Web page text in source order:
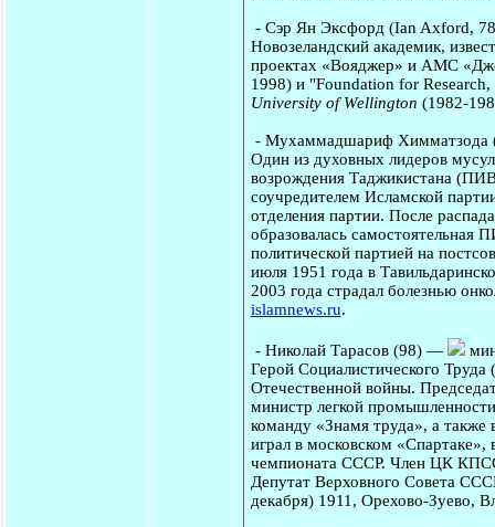
- Сэр Ян Эксфорд (Ian Axford,
Новозеландский академик,
проектах «Вояджер» и АМС
1998) и "Foundation for
University of Wellington (1982-
- Мухаммадшариф Химматзода
Один из духовных лидеров
возрождения Таджикистана
соучредителем Исламской
отделения партии. После
образовалась самостоятельная
политической партией на
июля 1951 года в
2003 года страдал болезнью
islamnews.ru.
- Николай Тарасов(98) —
Герой Социалистического
Отечественной войны.
министр легкой
команду «Знамя труда», а
играл в московском
чемпионата СССР. Член ЦК
Депутат Верховного Совета
декабря) 1911, Орехово-Зуево,